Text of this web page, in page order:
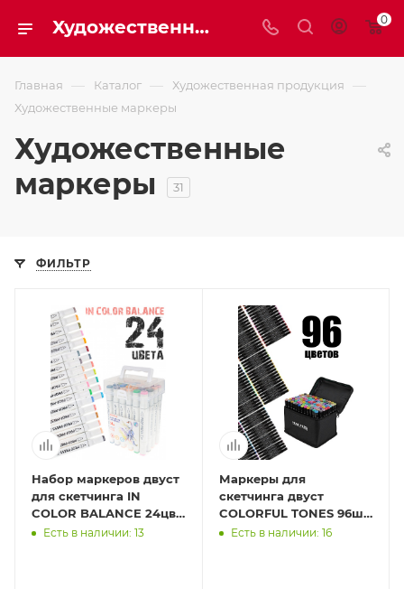
Художественные маркеры 0
Главная — Каталог — Художественная продукция —
Художественные маркеры
Художественные
маркеры
31
ФИЛЬТР
Набор маркеров двуст
для скетчинга IN
COLOR BALANCE 24цв.
(МП-7944) скош/пул
Есть в наличии: 13
Маркеры для
скетчинга двуст
COLORFUL TONES 96шт.
(МП-2880) удалить
Есть в наличии: 16